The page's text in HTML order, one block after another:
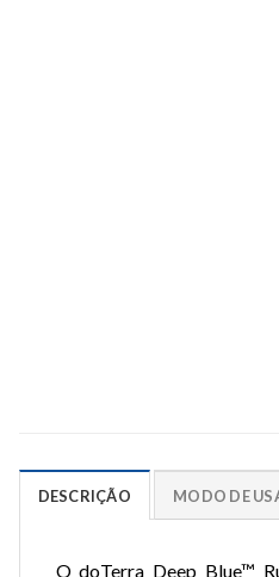
DESCRIÇÃO MODO DE
O doTerra Deep Blue™